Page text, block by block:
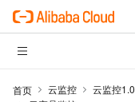
首页 云监控 云监控1.0